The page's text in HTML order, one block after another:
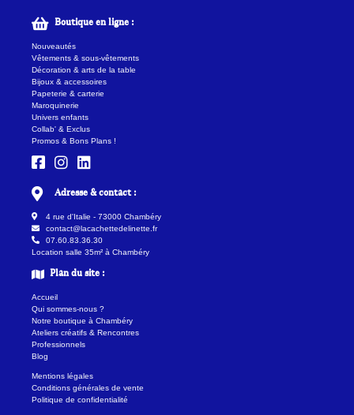
Boutique en ligne :
Nouveautés
Vêtements & sous-vêtements
Décoration & arts de la table
Bijoux & accessoires
Papeterie & carterie
Maroquinerie
Univers enfants
Collab' & Exclus
Promos & Bons Plans !
Adresse & contact :
4 rue d'Italie - 73000 Chambéry
contact@lacachettedelinette.fr
07.60.83.36.30
Location salle 35m² à Chambéry
Plan du site :
Accueil
Qui sommes-nous ?
Notre boutique à Chambéry
Ateliers créatifs & Rencontres
Professionnels
Blog
Mentions légales
Conditions générales de vente
Politique de confidentialité